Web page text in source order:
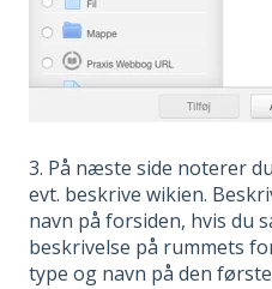
3. På næste side noterer
evt. beskrive wikien.
navn på forsiden, hvis du
beskrivelse på rummets
type og navn på den